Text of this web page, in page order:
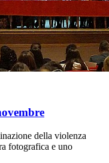
della violenza
fotografica e uno